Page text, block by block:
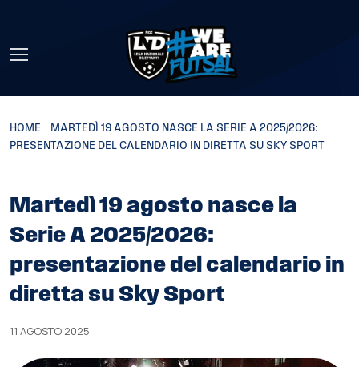
HOME
MARTEDÌ 19 AGOSTO NASCE LA SERIE A 2025/2026:
PRESENTAZIONE DEL CALENDARIO IN DIRETTA SU SKY SPORT
Martedì 19 agosto nasce la
Serie A 2025/2026:
presentazione del calendario in
diretta su Sky Sport
11 AGOSTO 2025